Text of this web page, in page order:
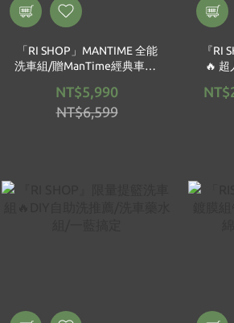
「RI SHOP」MANTIME 全能
洗車組/贈ManTime經典車貼/
NT$5,990
NT$6,599
『RI
🔥